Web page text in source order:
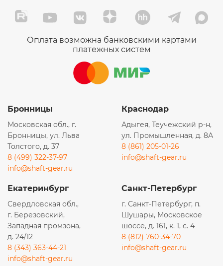
Оплата возможна банковскими картами
платежных систем
Бронницы
Московская обл., г.
Бронницы, ул. Льва
Толстого, д. 37
8 (499) 322-37-97
info@shaft-gear.ru
Краснодар
Адыгея, Теучежский р-н,
ул. Промышленная, д. 8А
8 (861) 205-01-26
info@shaft-gear.ru
Екатеринбург
Свердловская обл.,
г. Березовский,
Западная промзона,
д. 24/12
8 (343) 363-44-21
info@shaft-gear.ru
Санкт-Петербург
г. Санкт-Петербург, п.
Шушары, Московское
шоссе, д. 161, к. 1, с. 4
8 (812) 760-34-70
info@shaft-gear.ru